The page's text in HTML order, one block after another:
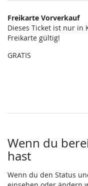
Freikarte Vorverkauf
Dieses Ticket ist nur
Freikarte gültig!
GRATIS
Wenn du
hast
Wenn du den Status